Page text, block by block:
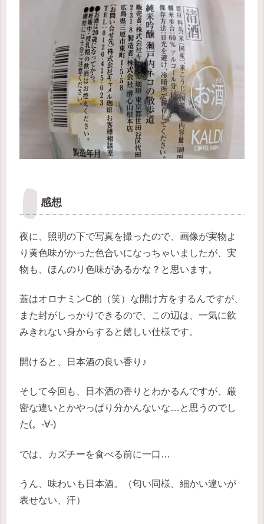
感想
夜に、照明の下で写真を撮ったので、画像が実物よ
り黄色味がかった色合いになっちゃいましたが、実
物も、ほんのり色味があるかな？と思います。
蓋はオロナミンC的（笑）な開け方をするんですが、
また封がしっかりできるので、この辺は、一気に飲
みきれない身からすると嬉しい仕様です。
開けると、日本酒の良い香り♪
そして今回も、日本酒の香りとわかるんですが、厳
密な違いとかやっぱり分かんないな…と思うのでし
た(。-∀-)
では、カズチーを食べる前に一口…
うん、味わいも日本酒。（匂い同様、細かい違いが
表せない、汗）